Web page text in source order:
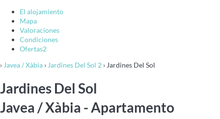
El alojamiento
Mapa
Valoraciones
Condiciones
Ofertas2
› Javea / Xàbia › Jardines Del Sol 2 › Jardines Del Sol
Jardines Del Sol
Javea / Xàbia - Apartamento